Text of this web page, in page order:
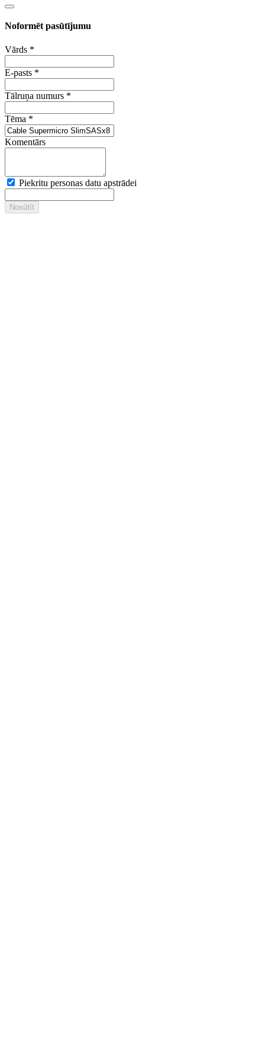
Noformēt pasūtījumu
Vārds *
E-pasts *
Tālruņa numurs *
Tēma *
Komentārs
Piekritu personas datu apstrādei
Nosūtīt